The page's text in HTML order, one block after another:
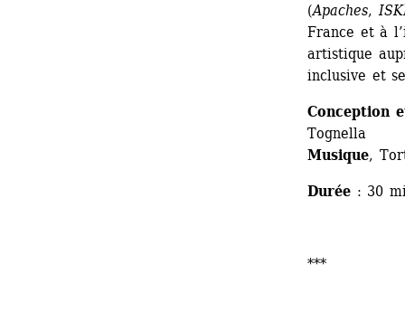
(Apaches,
France et à
artistique
inclusive et
Conception
Tognella
Musique,
Durée : 30
***